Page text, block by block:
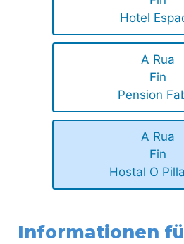
Hotel
A Rua
Fin
Pension
A Rua
Fin
Hostal O
Informationen